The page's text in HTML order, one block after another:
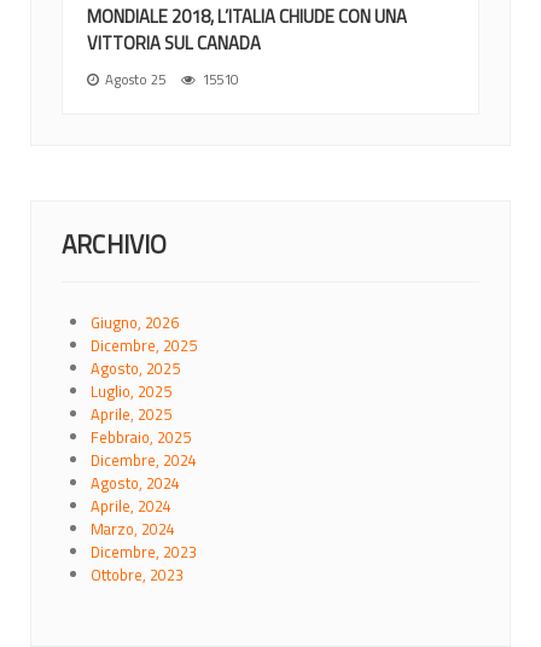
MONDIALE 2018, L’ITALIA CHIUDE CON UNA
VITTORIA SUL CANADA
Agosto 25 15510
ARCHIVIO
Giugno, 2026
Dicembre, 2025
Agosto, 2025
Luglio, 2025
Aprile, 2025
Febbraio, 2025
Dicembre, 2024
Agosto, 2024
Aprile, 2024
Marzo, 2024
Dicembre, 2023
Ottobre, 2023